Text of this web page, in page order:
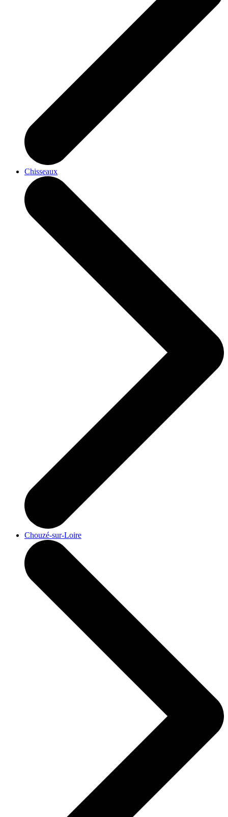
Chisseaux
Chouzé-sur-Loire